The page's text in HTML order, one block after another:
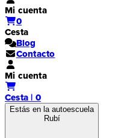
Mi cuenta
0
Cesta
Blog
Contacto
Mi cuenta
Cesta | 0
Estás en la autoescuela
Rubí